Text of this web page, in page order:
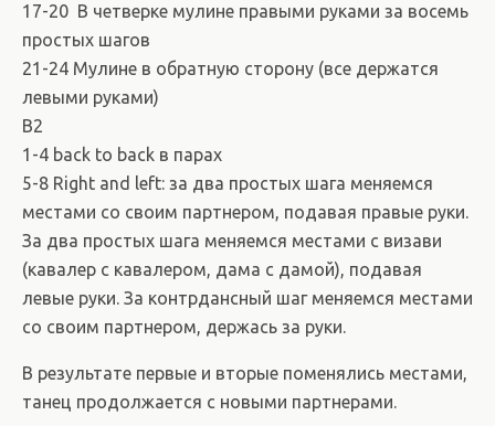
17-20 В четверке мулине правыми руками за восемь
простых шагов
21-24 Мулине в обратную сторону (все держатся
левыми руками)
B2
1-4 back to back в парах
5-8 Right and left: за два простых шага меняемся
местами со своим партнером, подавая правые руки.
За два простых шага меняемся местами с визави
(кавалер с кавалером, дама с дамой), подавая
левые руки. За контрдансный шаг меняемся местами
со своим партнером, держась за руки.
В результате первые и вторые поменялись местами,
танец продолжается с новыми партнерами.